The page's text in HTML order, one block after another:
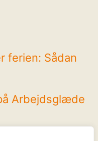
ferien: Sådan
Arbejdsglæde